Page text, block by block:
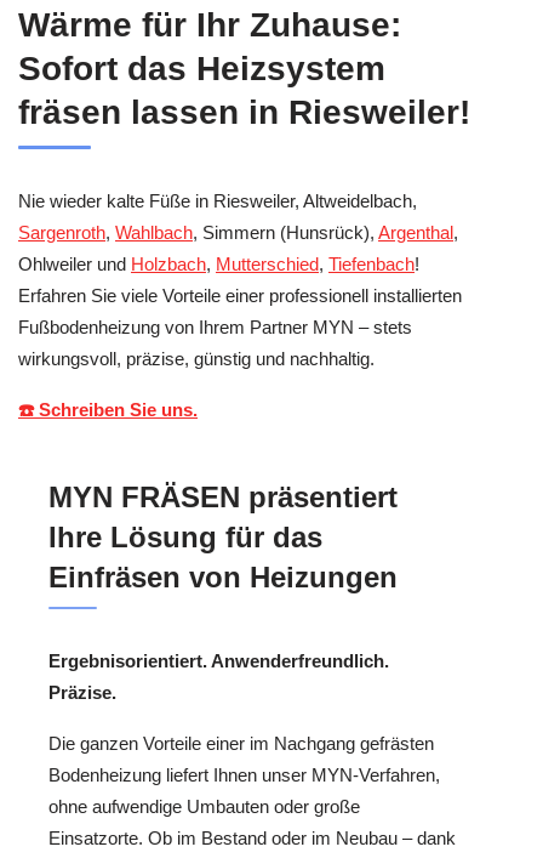
Wärme für Ihr Zuhause:
Sofort das Heizsystem
fräsen lassen in Riesweiler!
Nie wieder kalte Füße in Riesweiler, Altweidelbach,
Sargenroth, Wahlbach, Simmern (Hunsrück), Argenthal,
Ohlweiler und Holzbach, Mutterschied, Tiefenbach!
Erfahren Sie viele Vorteile einer professionell installierten
Fußbodenheizung von Ihrem Partner MYN – stets
wirkungsvoll, präzise, günstig und nachhaltig.
☎️ Schreiben Sie uns.
MYN FRÄSEN präsentiert
Ihre Lösung für das
Einfräsen von Heizungen
Ergebnisorientiert. Anwenderfreundlich.
Präzise.
Die ganzen Vorteile einer im Nachgang gefrästen
Bodenheizung liefert Ihnen unser MYN-Verfahren,
ohne aufwendige Umbauten oder große
Einsatzorte. Ob im Bestand oder im Neubau – dank